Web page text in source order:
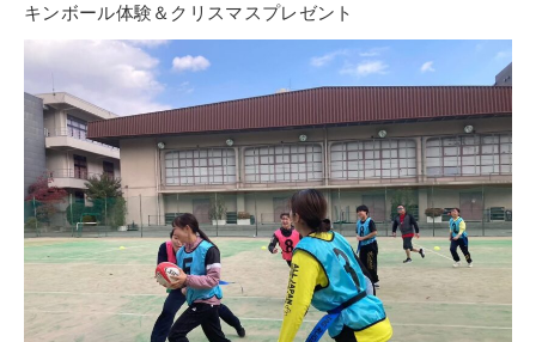
キンボール体験＆クリスマスプレゼント